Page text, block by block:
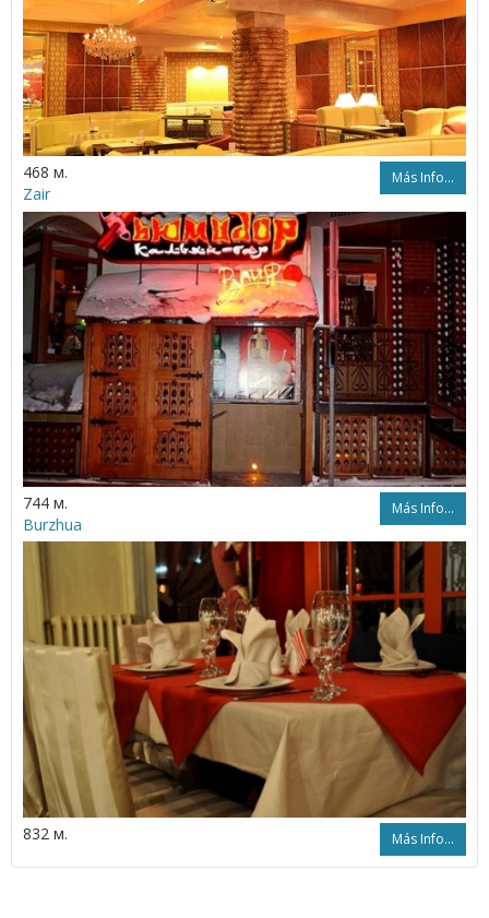
468 м. Más Info...
Zair
744 м. Más Info...
Burzhua
832 м. Más Info...